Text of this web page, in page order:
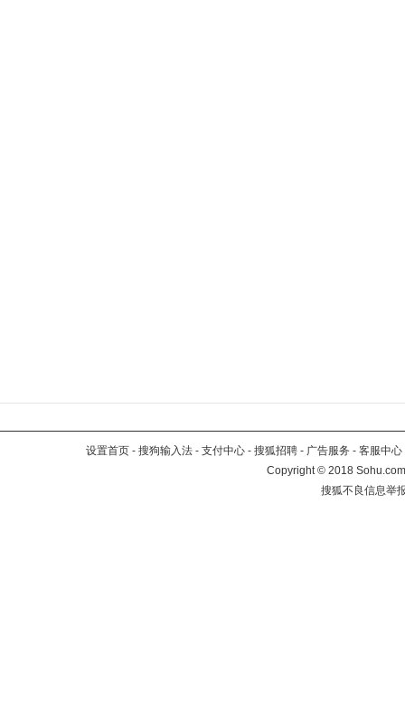
设置首页 - 搜狗输入法 - 支付中心 - 搜狐招聘 - 广告服务 - 客服中心
Copyright©2018
搜狐不良信息举